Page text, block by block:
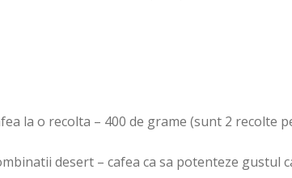
la o recolta – 400 de grame (sunt 2 recolte
desert – cafea ca sa potenteze gustul